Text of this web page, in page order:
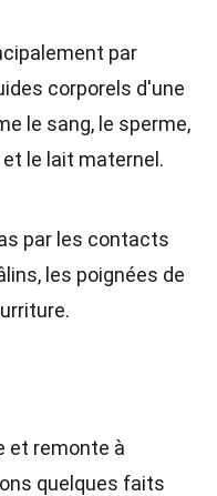
par
corporels d'une
le sang, le sperme,
le lait maternel.
par les contacts
les poignées de
et remonte à
quelques faits